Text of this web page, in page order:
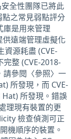
全性團隊已將此
之常見弱點評分
庫是用來管理
遠端管理虛擬化
源耗盡 (CVE-
整 (CVE-2018-
請參閱〈參照〉一
所發現，而 CVE-
所發現。錯誤
理現有裝置的更
檢查偵測可正
機順序的裝置。